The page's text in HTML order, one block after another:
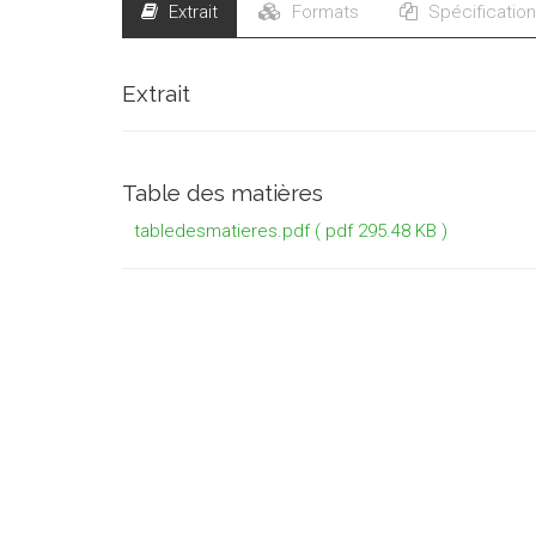
Extrait Formats
Extrait
Table des matières
tabledesmatieres.pdf ( pdf 295.48 KB )